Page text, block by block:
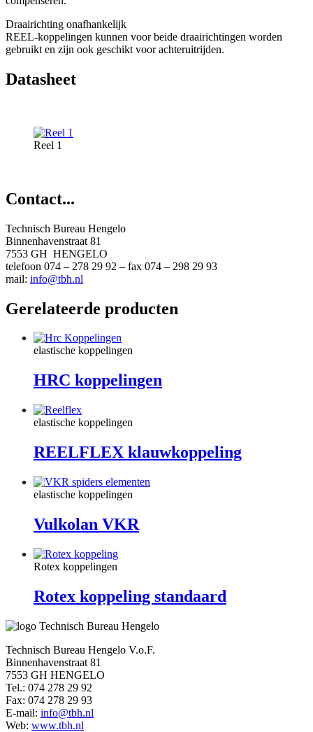
Draairichting onafhankelijk
REEL-koppelingen kunnen voor beide draairichtingen worden
gebruikt en zijn ook geschikt voor achteruitrijden.
Datasheet
Reel 1
Contact...
Technisch Bureau Hengelo
Binnenhavenstraat 81
7553 GH HENGELO
telefoon 074 – 278 29 92 – fax 074 – 298 29 93
mail: info@tbh.nl
Gerelateerde producten
elastische koppelingen
HRC koppelingen
elastische koppelingen
REELFLEX klauwkoppeling
elastische koppelingen
Vulkolan VKR
Rotex koppelingen
Rotex koppeling standaard
Technisch Bureau Hengelo V.o.F.
Binnenhavenstraat 81
7553 GH HENGELO
Tel.: 074 278 29 92
Fax: 074 278 29 93
E-mail: info@tbh.nl
Web: www.tbh.nl